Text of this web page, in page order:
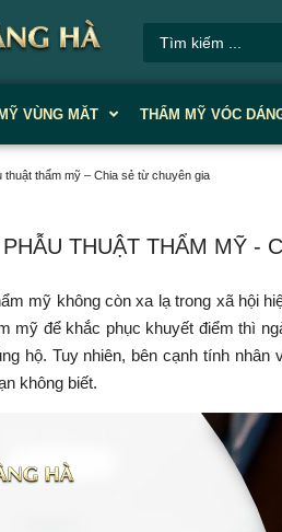
VÙNG MĂT THẨM MỸ VÓC
thuật thẩm mỹ – Chia sẻ từ chuyên gia
THUẬT THẨM MỸ -
mỹ không còn xa lạ trong xã hội
mỹ để khắc phục khuyết điểm thì
hộ. Tuy nhiên, bên cạnh tính
không biết.